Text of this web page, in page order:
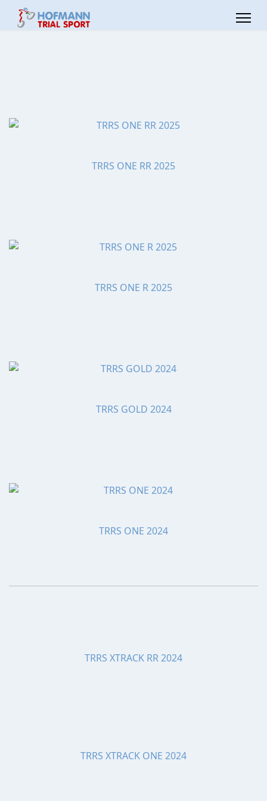
TRRS ONE RR 2025
TRRS ONE R 2025
TRRS GOLD 2024
TRRS ONE 2024
TRRS XTRACK RR 2024
TRRS XTRACK ONE 2024